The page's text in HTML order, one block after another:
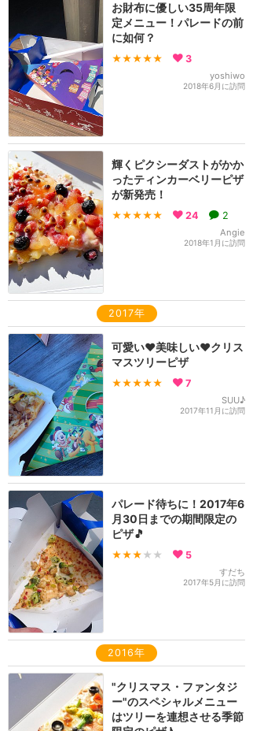
お財布に優しい35周年限
定メニュー！パレードの前
に如何？
★★★★★ 3
yoshiwo
2018年6月に訪問
輝くピクシーダストがかか
ったティンカーベリーピザ
が新発売！
★★★★★ 24 2
Angie
2018年1月に訪問
2017年
可愛い❤美味しい❤クリス
マスツリーピザ
★★★★★ 7
SUU♪
2017年11月に訪問
パレード待ちに！2017年6
月30日までの期間限定の
ピザ🎵
★★★ ★★ 5
すだち
2017年5月に訪問
2016年
"クリスマス・ファンタジ
ー"のスペシャルメニュー
はツリーを連想させる季節